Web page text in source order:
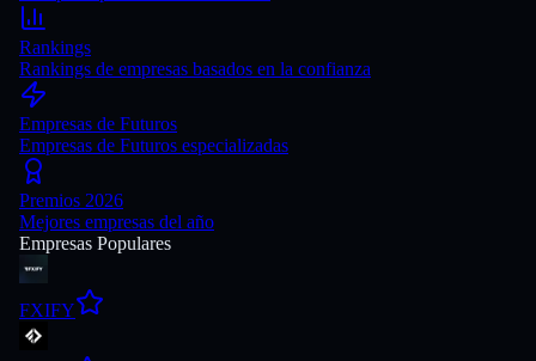
Rankings
Rankings de empresas basados en la confianza
Empresas de Futuros
Empresas de Futuros especializadas
Premios 2026
Mejores empresas del año
Empresas Populares
FXIFY